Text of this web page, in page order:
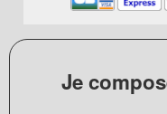
Je